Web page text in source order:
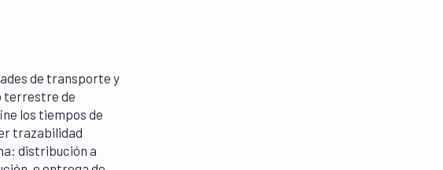
de transporte y
terrestre de
los tiempos de
trazabilidad
distribución a